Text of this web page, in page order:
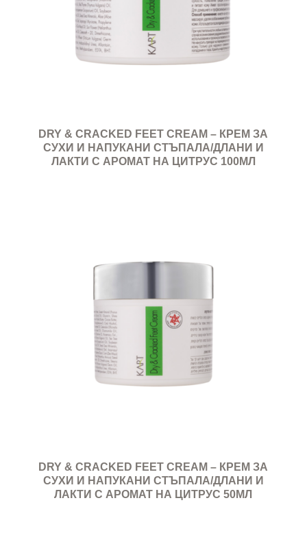
DRY & CRACKED FEET CREAM – КРЕМ ЗА
СУХИ И НАПУКАНИ СТЪПАЛА/ДЛАНИ И
ЛАКТИ С АРОМАТ НА ЦИТРУС 100МЛ
DRY & CRACKED FEET CREAM – КРЕМ ЗА
СУХИ И НАПУКАНИ СТЪПАЛА/ДЛАНИ И
ЛАКТИ С АРОМАТ НА ЦИТРУС 50МЛ